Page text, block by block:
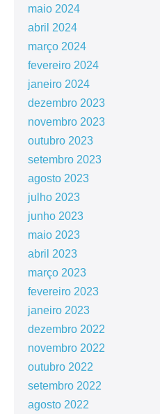
maio 2024
abril 2024
março 2024
fevereiro 2024
janeiro 2024
dezembro 2023
novembro 2023
outubro 2023
setembro 2023
agosto 2023
julho 2023
junho 2023
maio 2023
abril 2023
março 2023
fevereiro 2023
janeiro 2023
dezembro 2022
novembro 2022
outubro 2022
setembro 2022
agosto 2022